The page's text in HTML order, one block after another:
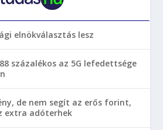
elnökválasztás lesz
százalékos az 5G lefedettsége
de nem segít az erős forint,
extra adóterhek